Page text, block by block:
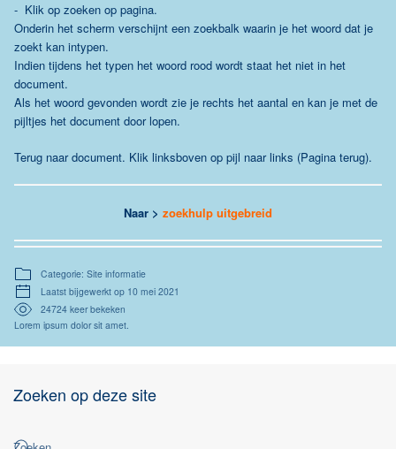
- Klik op zoeken op pagina.
Onderin het scherm verschijnt een zoekbalk waarin je het woord dat je
zoekt kan intypen.
Indien tijdens het typen het woord rood wordt staat het niet in het
document.
Als het woord gevonden wordt zie je rechts het aantal en kan je met de
pijltjes het document door lopen.
Terug naar document. Klik linksboven op pijl naar links (Pagina terug).
Naar > zoekhulp uitgebreid
Categorie: Site informatie
Laatst bijgewerkt op 10 mei 2021
24724 keer bekeken
Lorem ipsum dolor sit amet.
Zoeken op deze site